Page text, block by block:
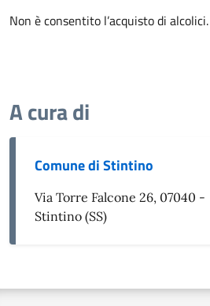
Non è consentito l’acquisto di alcolici.
A cura di
Comune di Stintino
Via Torre Falcone 26, 07040 -
Stintino (SS)